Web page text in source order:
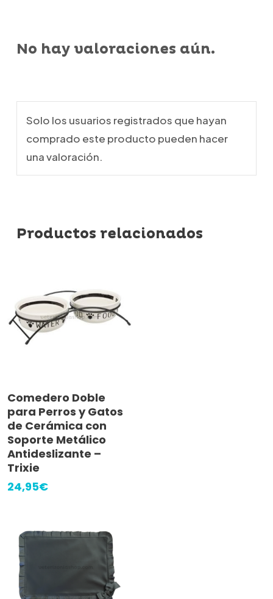
No hay valoraciones aún.
Solo los usuarios registrados que hayan
comprado este producto pueden hacer
una valoración.
Productos relacionados
Añadir Al Carrito
Comedero Doble
para Perros y Gatos
de Cerámica con
Soporte Metálico
Antideslizante –
Trixie
24,95€